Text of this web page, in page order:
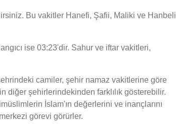
Bu vakitler Hanefi, Şafii, Maliki ve Hanbeli
ise 03:23'dir. Sahur ve iftar vakitleri,
camiler, şehir namaz vakitlerine göre
diğer şehirlerindekinden farklılık gösterebilir.
İslam'ın değerlerini ve inançlarını
görevi görürler.